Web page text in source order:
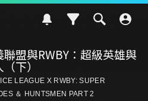
聯盟與RWBY：超級英雄與
下）
LEAGUE X RWBY: SUPER
＆ HUNTSMEN PART 2